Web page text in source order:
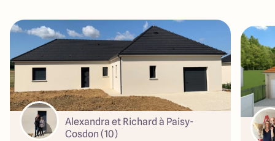
Alexandra et Richard à Paisy-
Cosdon (10)